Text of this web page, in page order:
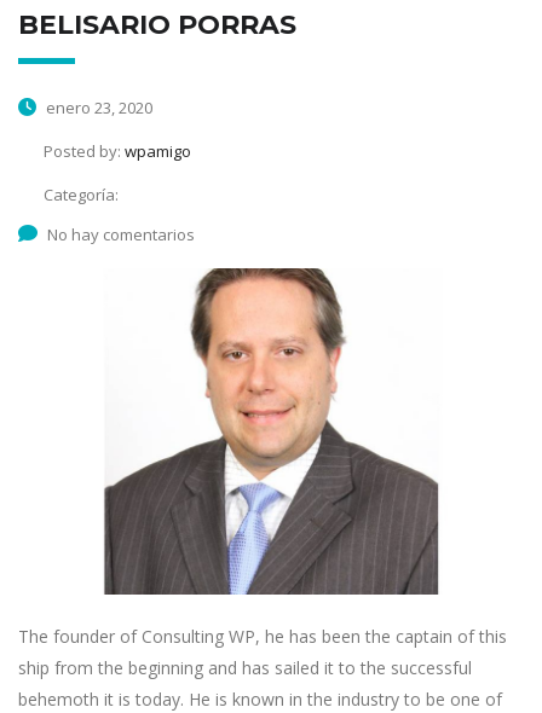
BELISARIO PORRAS
enero 23, 2020
Posted by: wpamigo
Categoría:
No hay comentarios
The founder of Consulting WP, he has been the captain of this
ship from the beginning and has sailed it to the successful
behemoth it is today. He is known in the industry to be one of